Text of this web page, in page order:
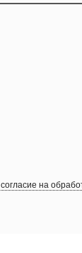
согласие на